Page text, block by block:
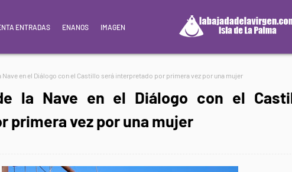
ENTRADAS ENANOS IMAGEN
Nave en el Diálogo con el Castillo será interpretado por primera vez por una mujer
la Nave en el Diálogo con el
primera vez por una mujer